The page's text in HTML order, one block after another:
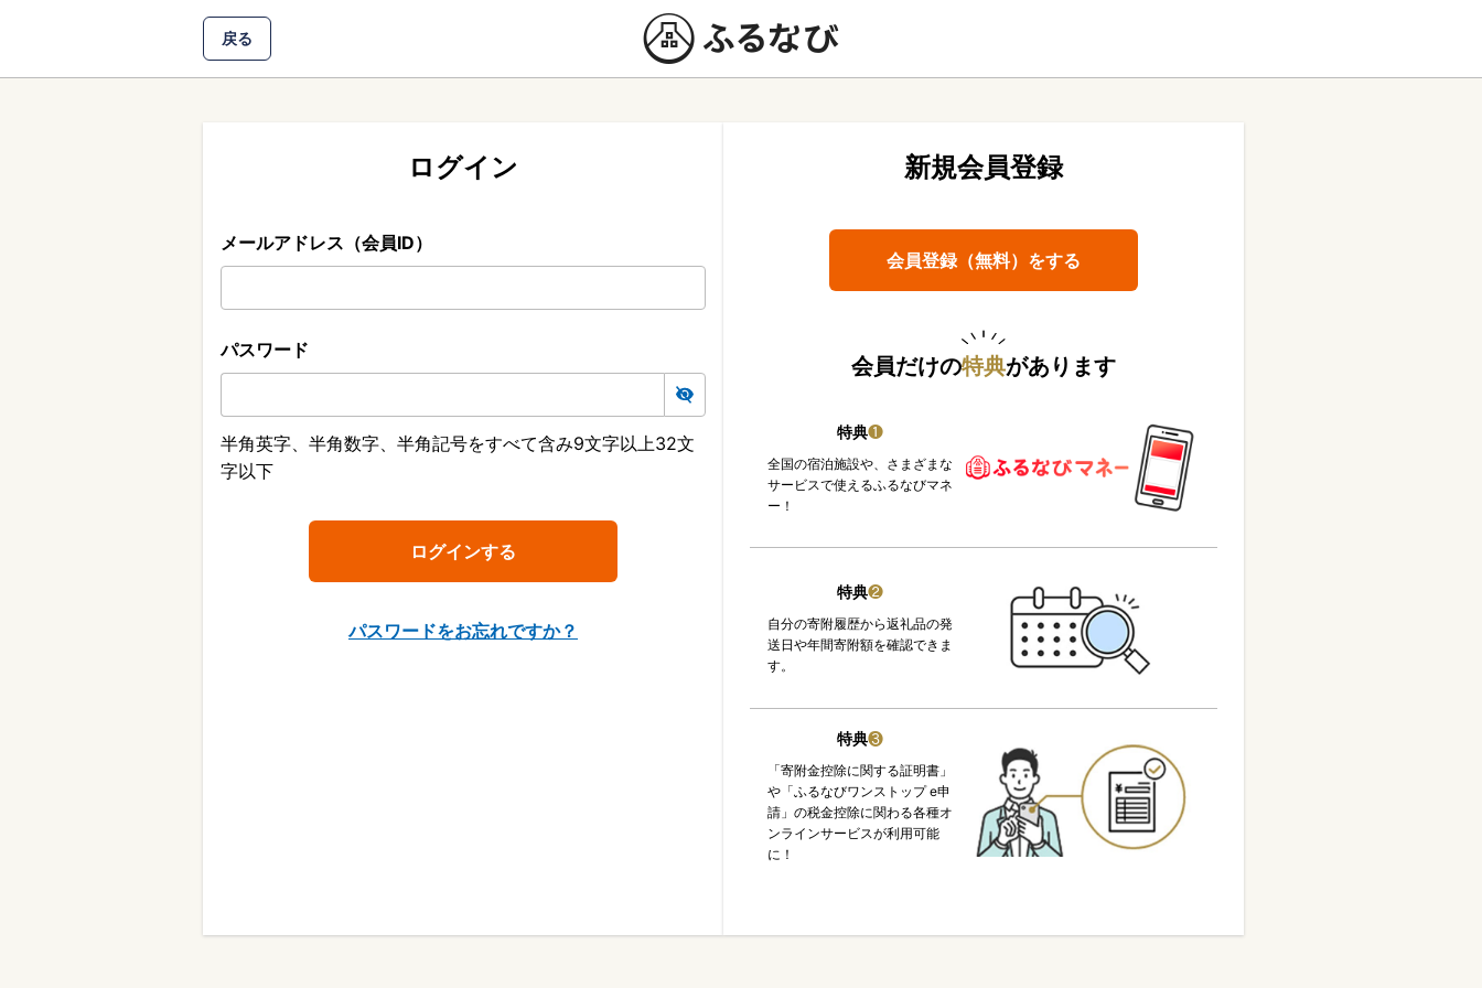
戻る
ログイン
メールアドレス（会員ID）
パスワード
半角英字、半角数字、半角記号をすべて含み9文字以上32文
字以下
パスワードをお忘れですか？
新規会員登録
会員登録（無料）をする
会員だけの特典があります
特典❶
全国の宿泊施設や、さまざまな
サービスで使えるふるなびマネ
ー！
特典❷
自分の寄附履歴から返礼品の発
送日や年間寄附額を確認できま
す。
特典❸
「寄附金控除に関する証明書」
や「ふるなびワンストップ e申
請」の税金控除に関わる各種オ
ンラインサービスが利用可能
に！